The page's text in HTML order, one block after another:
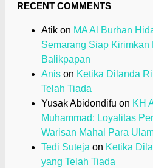
RECENT COMMENTS
Atik on MA Al Burhan
Semarang Siap Kirimkan
Balikpapan
Anis on Ketika Dilanda
Telah Tiada
Yusak Abidondifu on KH
Muhammad: Loyalitas
Warisan Mahal Para
Tedi Suteja on Ketika
yang Telah Tiada